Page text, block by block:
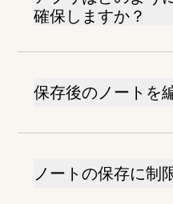
確保しますか？
保存後のノートを
ノートの保存に制